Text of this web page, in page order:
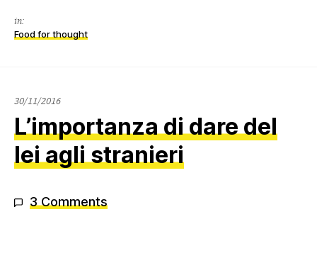
in:
Food for thought
30/11/201630/11/2016
L’importanza di dare del
lei agli stranieri
3 Comments